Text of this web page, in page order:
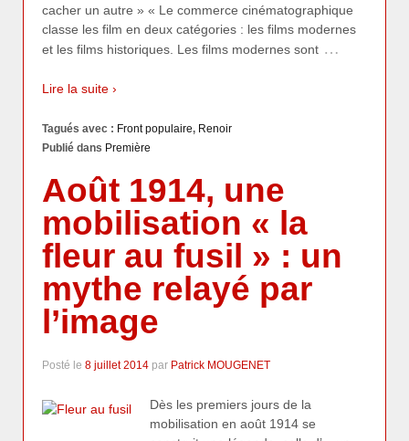
cacher un autre » « Le commerce cinématographique
classe les film en deux catégories : les films modernes
et les films historiques. Les films modernes sont …
Lire la suite ›
Tagués avec : Front populaire, Renoir
Publié dans Première
Août 1914, une
mobilisation « la
fleur au fusil » : un
mythe relayé par
l’image
Posté le 8 juillet 2014 par Patrick MOUGENET
Dès les premiers jours de la
mobilisation en août 1914 se